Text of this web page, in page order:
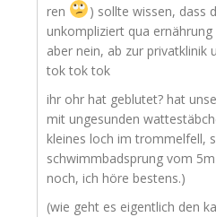
ren
) soll­te wis­sen, dass
unkom­pli­ziert qua
aber nein, ab zur pri­vat­kli­nik
tok tok tok
ihr ohr hat geblu­tet? hat
mit unge­sun­den
klei­nes loch im trom­mel­fell,
schwimm­bad­sprung vom
noch, ich höre bestens.)
(wie geht es eigent­lich den